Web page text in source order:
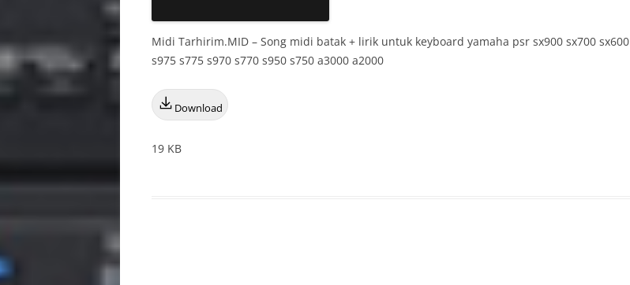
Midi Tarhirim.MID – Song midi batak + lirik untuk keyboard yamaha psr sx900 sx700 sx600
s975 s775 s970 s770 s950 s750 a3000 a2000
Download
19 KB